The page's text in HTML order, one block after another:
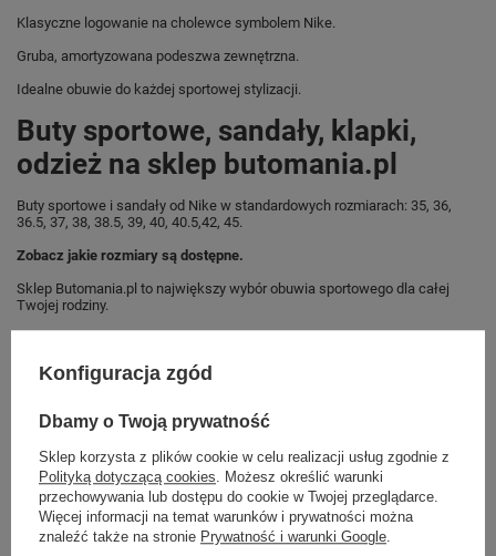
Klasyczne logowanie na cholewce symbolem Nike.
Gruba, amortyzowana podeszwa zewnętrzna.
Idealne obuwie do każdej sportowej stylizacji.
Buty sportowe, sandały, klapki,
odzież na sklep butomania.pl
Buty sportowe i sandały od Nike w standardowych rozmiarach: 35, 36,
36.5, 37, 38, 38.5, 39, 40, 40.5,42, 45.
Zobacz jakie rozmiary są dostępne.
Sklep Butomania.pl to największy wybór obuwia sportowego dla całej
Twojej rodziny.
W ciągu 30 dni możesz dokonać zwrotu bądź wymiany towaru bez
Marka Nike
Symbol CN8558 016
Konfiguracja zgód
Dbamy o Twoją prywatność
Sklep korzysta z plików cookie w celu realizacji usług zgodnie z
Polityką dotyczącą cookies . Możesz określić warunki
przechowywania lub dostępu do cookie w Twojej przeglądarce.
Więcej informacji na temat warunków i prywatności można
znaleźć także na stronie Prywatność i warunki Google